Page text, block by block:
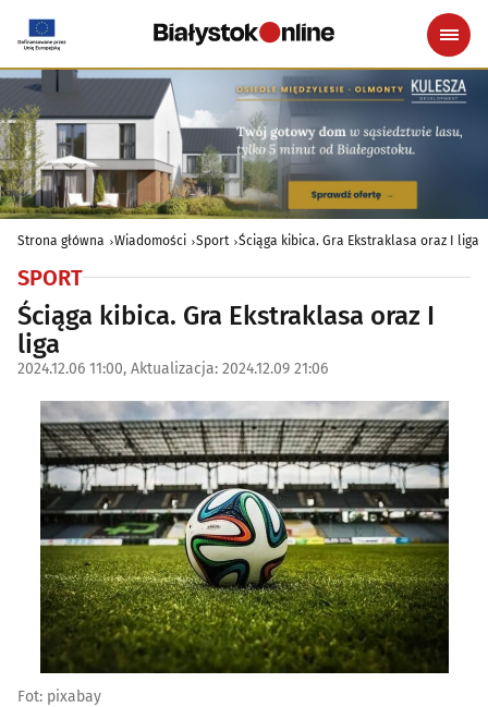
Strona główna Wiadomości Sport Ściąga kibica. Gra Ekstraklasa oraz I liga
SPORT
Ściąga kibica. Gra Ekstraklasa oraz I
liga
2024.12.06 11:00, Aktualizacja: 2024.12.09 21:06
Fot: pixabay